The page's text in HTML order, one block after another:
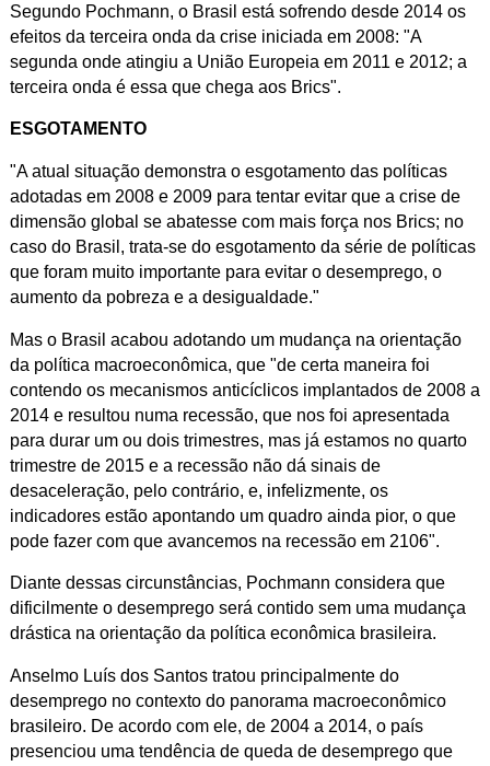
Segundo Pochmann, o Brasil está sofrendo desde 2014 os
efeitos da terceira onda da crise iniciada em 2008: "A
segunda onde atingiu a União Europeia em 2011 e 2012; a
terceira onda é essa que chega aos Brics".
ESGOTAMENTO
"A atual situação demonstra o esgotamento das políticas
adotadas em 2008 e 2009 para tentar evitar que a crise de
dimensão global se abatesse com mais força nos Brics; no
caso do Brasil, trata-se do esgotamento da série de políticas
que foram muito importante para evitar o desemprego, o
aumento da pobreza e a desigualdade."
Mas o Brasil acabou adotando um mudança na orientação
da política macroeconômica, que "de certa maneira foi
contendo os mecanismos anticíclicos implantados de 2008 a
2014 e resultou numa recessão, que nos foi apresentada
para durar um ou dois trimestres, mas já estamos no quarto
trimestre de 2015 e a recessão não dá sinais de
desaceleração, pelo contrário, e, infelizmente, os
indicadores estão apontando um quadro ainda pior, o que
pode fazer com que avancemos na recessão em 2106".
Diante dessas circunstâncias, Pochmann considera que
dificilmente o desemprego será contido sem uma mudança
drástica na orientação da política econômica brasileira.
Anselmo Luís dos Santos tratou principalmente do
desemprego no contexto do panorama macroeconômico
brasileiro. De acordo com ele, de 2004 a 2014, o país
presenciou uma tendência de queda de desemprego que